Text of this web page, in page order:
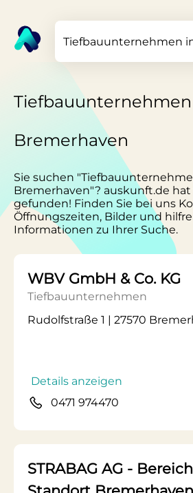
Bremerhaven
Sie suchen
Bremerhaven"? auskunft.de hat
gefunden! Finden Sie bei uns
Öffnungszeiten, Bilder und
Informationen zu Ihrer Suche.
WBV GmbH & Co. KG
Tiefbauunternehmen
Rudolfstraße 1 | 27570
Details anzeigen
0471 974470
STRABAG AG -